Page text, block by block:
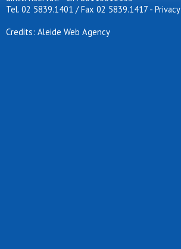
Tel. 02 5839.1401 / Fax 02 5839.1417 - Privacy
Credits: Aleide Web Agency